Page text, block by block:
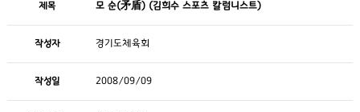
제목 모 순(矛盾) (김희수 스포츠 칼럼니스트)
작성자 경기도체육회
작성일 2008/09/09